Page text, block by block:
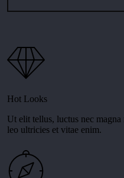
Hot Looks
Ut elit tellus, luctus nec
leo ultricies et vitae enim.